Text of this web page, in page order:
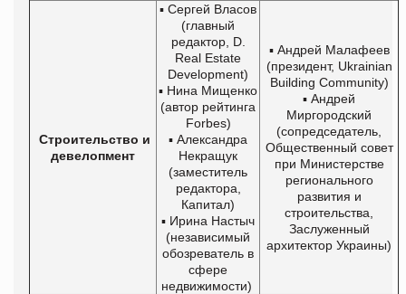
Строительство и
девелопмент
▪ Сергей Власов
(главный
редактор, D.
Real Estate
Development)
▪ Нина Мищенко
(автор рейтинга
Forbes)
▪ Александра
Некращук
(заместитель
редактора,
Капитал)
▪ Ирина Настыч
(независимый
обозреватель в
сфере
недвижимости)
▪ Андрей Малафеев
(президент, Ukrainian
Building Community)
▪ Андрей
Миргородский
(сопредседатель,
Общественный совет
при Министерстве
регионального
развития и
строительства,
Заслуженный
архитектор Украины)